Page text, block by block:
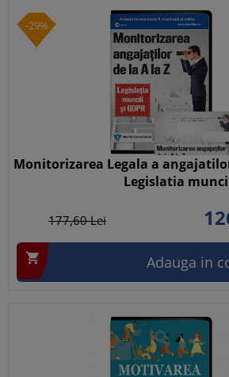
-29%
Monitorizarea Legala a
Legislatia
177,60Lei
 Adauga in